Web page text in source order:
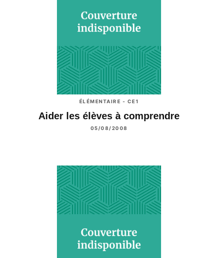
ÉLÉMENTAIRE - CE1
Aider les élèves à comprendre
05/08/2008